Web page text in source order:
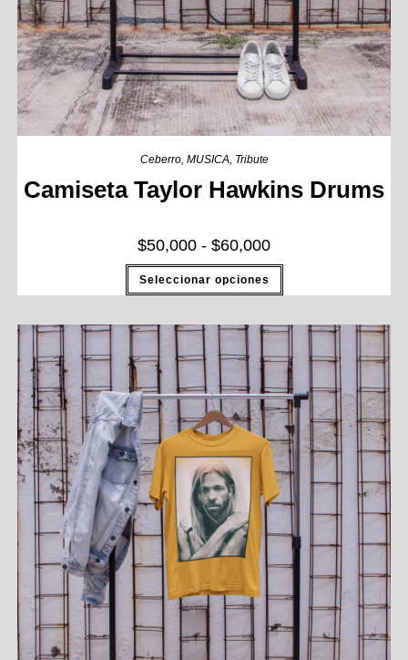
Ceberro, MUSICA Tribute
Camiseta Taylor Hawkins Drums
$50,000 - $60,000
Seleccionar opciones